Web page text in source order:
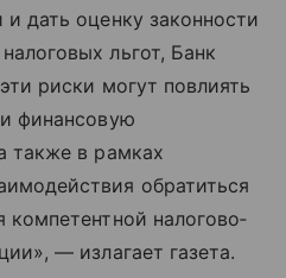
дать оценку законности
льгот, Банк
риски могут повлиять
финансовую
также в рамках
обратиться
компетентной налогово­
— излагает газета.